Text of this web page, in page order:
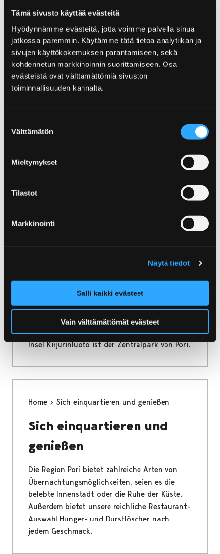
Tämä sivusto käyttää evästeitä
Hyödynnämme evästeitä, jotta voimme palvella sinua
jatkossa paremmin. Käytämme tätä tietoa analytiikan ja
sivujen käyttökokemuksen parantamiseen, sekä
kohdennetun markkinoinnin suorittamiseen. Osa
evästeistä ovat välttämättömiä sivuston
toiminnallisuuden kannalta.
valinta
Välttämätön
Mieltymykset
Tilastot
Markkinointi
Näytä tiedot
Salli kaikki evästeet
Vain välttämättömät evästeet
abwechslungsreiche Wanderwege verwöhnen
Herz der Natur von Pori eintauchen!
Home
Sehen und Erleben
Die Veranstaltungen
hochrangigen Städter Finnlands für
leicht rund um die Stadt, weil nichts in der
ganze Jahr durch teilnehmen!
Kirjurinluoto
Inmitten des Flusses Kokemäenjoki gelegene
Insel Kirjurinluoto ist der Zentralpark von Pori.
Home Sich einquartieren und genießen
Sich einquartieren und
genießen
Die Region Pori bietet zahlreiche Arten von
Übernachtungsmöglichkeiten, seien es die
belebte Innenstadt oder die Ruhe der Küste.
Außerdem bietet unsere reichliche Restaurant-
Auswahl Hunger- und Durstlöscher nach
jedem Geschmack.